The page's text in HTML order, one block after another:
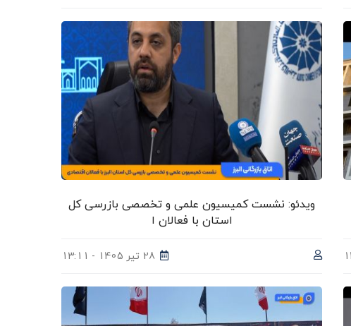
ویدئو: نشست کمیسیون علمی و تخصصی بازرسی کل
استان با فعالان ا
28 تیر 1405 - 13:11